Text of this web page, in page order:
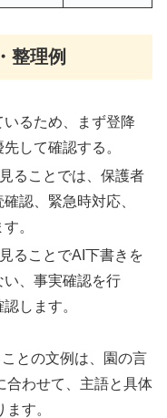
整理例
るため、まず登降
して確認する。
ることでは、保護者
認、緊急時対応、
。
ることでAI下書きを
、事実確認を行
します。
との文例は、園の言
合わせて、主語と具体
す。